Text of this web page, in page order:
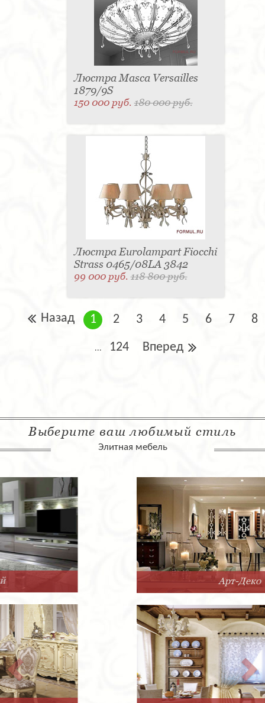
Люстра Masca Versailles
1879/9S
150 000 руб.180 000 руб.
Люстра Eurolampart Fiocchi
Strass 0465/08LA 3842
99 000 руб.118 800 руб.
Назад 1 2 3 4 5 6 7 8
... 124 Вперед
Выберите ваш любимый стиль
Элитная мебель
Арт-Деко